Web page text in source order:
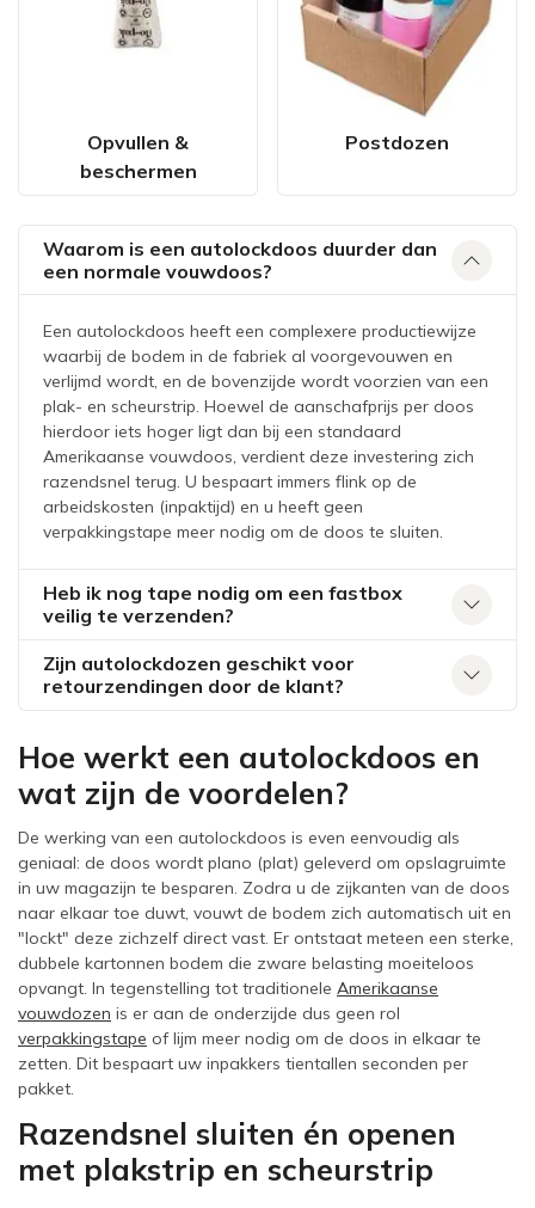
Opvullen &
beschermen
Postdozen
Waarom is een autolockdoos duurder dan
een normale vouwdoos?
Een autolockdoos heeft een complexere productiewijze
waarbij de bodem in de fabriek al voorgevouwen en
verlijmd wordt, en de bovenzijde wordt voorzien van een
plak- en scheurstrip. Hoewel de aanschafprijs per doos
hierdoor iets hoger ligt dan bij een standaard
Amerikaanse vouwdoos, verdient deze investering zich
razendsnel terug. U bespaart immers flink op de
arbeidskosten (inpaktijd) en u heeft geen
verpakkingstape meer nodig om de doos te sluiten.
Heb ik nog tape nodig om een fastbox
veilig te verzenden?
Zijn autolockdozen geschikt voor
retourzendingen door de klant?
Hoe werkt een autolockdoos en
wat zijn de voordelen?
De werking van een autolockdoos is even eenvoudig als
geniaal: de doos wordt plano (plat) geleverd om opslagruimte
in uw magazijn te besparen. Zodra u de zijkanten van de doos
naar elkaar toe duwt, vouwt de bodem zich automatisch uit en
"lockt" deze zichzelf direct vast. Er ontstaat meteen een sterke,
dubbele kartonnen bodem die zware belasting moeiteloos
opvangt. In tegenstelling tot traditionele Amerikaanse
vouwdozen is er aan de onderzijde dus geen rol
verpakkingstape of lijm meer nodig om de doos in elkaar te
zetten. Dit bespaart uw inpakkers tientallen seconden per
pakket.
Razendsnel sluiten én openen
met plakstrip en scheurstrip